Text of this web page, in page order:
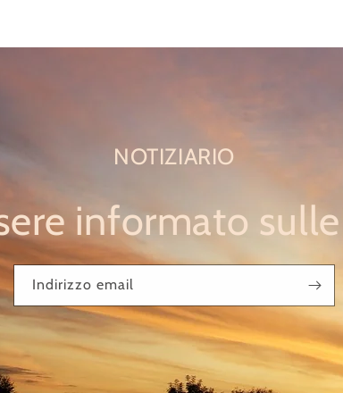
NOTIZIARIO
informato
Indirizzo email